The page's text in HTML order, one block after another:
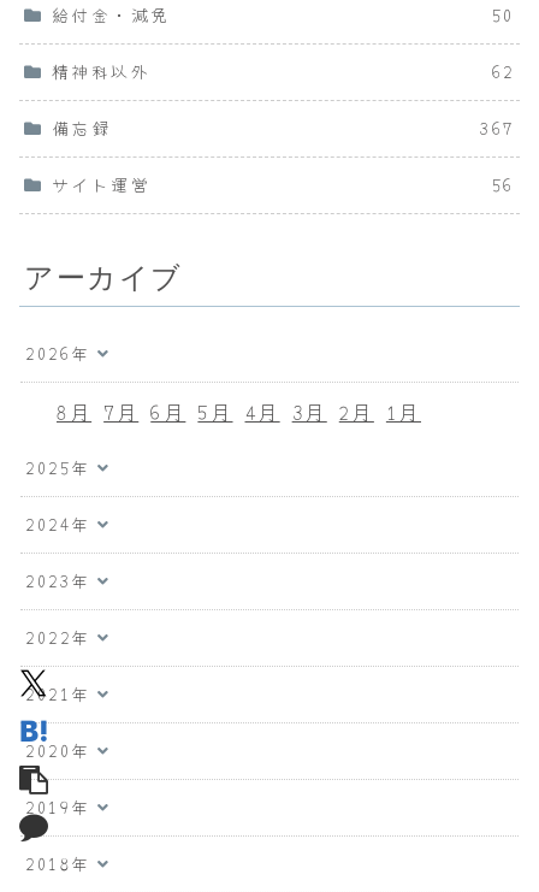
給付金・減免 50
精神科以外 62
備忘録 367
サイト運営 56
アーカイブ
2026年
8月 7月 6月 5月 4月 3月 2月 1月
2025年
2024年
2023年
2022年
2021年
2020年
2019年
2018年